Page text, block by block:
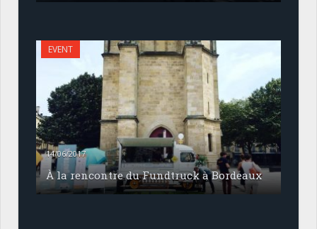
EVENT
14/06/2017
À la rencontre du Fundtruck à Bordeaux